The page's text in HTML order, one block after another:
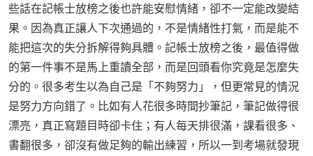
些話在記帳士放榜之後也許能安慰情緒，卻不一定能改變結
果。因為真正讓人下次通過的，不是情緒性打氣，而是能不
能把這次的失分拆解得夠具體。記帳士放榜之後，最值得做
的第一件事不是馬上重讀全部，而是回頭看你究竟是怎麼失
分的。很多考生以為自己是「不夠努力」，但更常見的情況
是努力方向錯了。比如有人花很多時間抄筆記，筆記做得很
漂亮，真正寫題目時卻卡住；有人每天排很滿，課看很多、
書翻很多，卻沒有做足夠的輸出練習，所以一到考場就發現